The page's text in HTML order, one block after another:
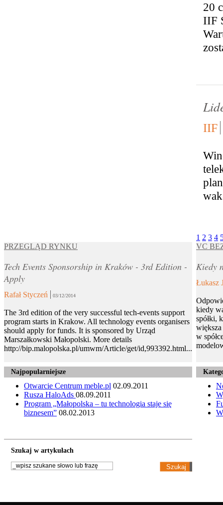
20
IIF
IIF
1 2 3 4
PRZEGLĄD RYNKU
Tech Events Sponsorship in Kraków - 3rd Edition -
Apply
Rafał Styczeń 03/12/2014
The 3rd edition of the very successful tech-events support
program starts in Krakow. All technology events organisers
should apply for funds. It is sponsored by Urząd
Marszałkowski Małopolski. More details
http://bip.malopolska.pl/umwm/Article/get/id,993392.html...
VC
Kiedy
Łukasz
kiedy
spółki,
większa
w
Najpopularniejsze
Otwarcie Centrum meble.pl 02.09.2011
Rusza HaloAds 08.09.2011
Program „Małopolska – tu technologia staje się
biznesem” 08.02.2013
Szukaj w artykułach